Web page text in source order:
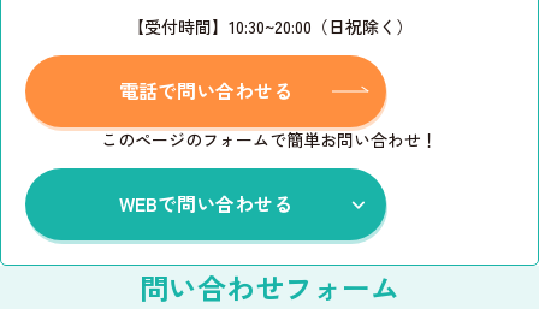
【受付時間】10:30~20:00（日祝除く）
電話で問い合わせる
このページのフォームで簡単お問い合わせ！
WEBで問い合わせる
問い合わせフォーム